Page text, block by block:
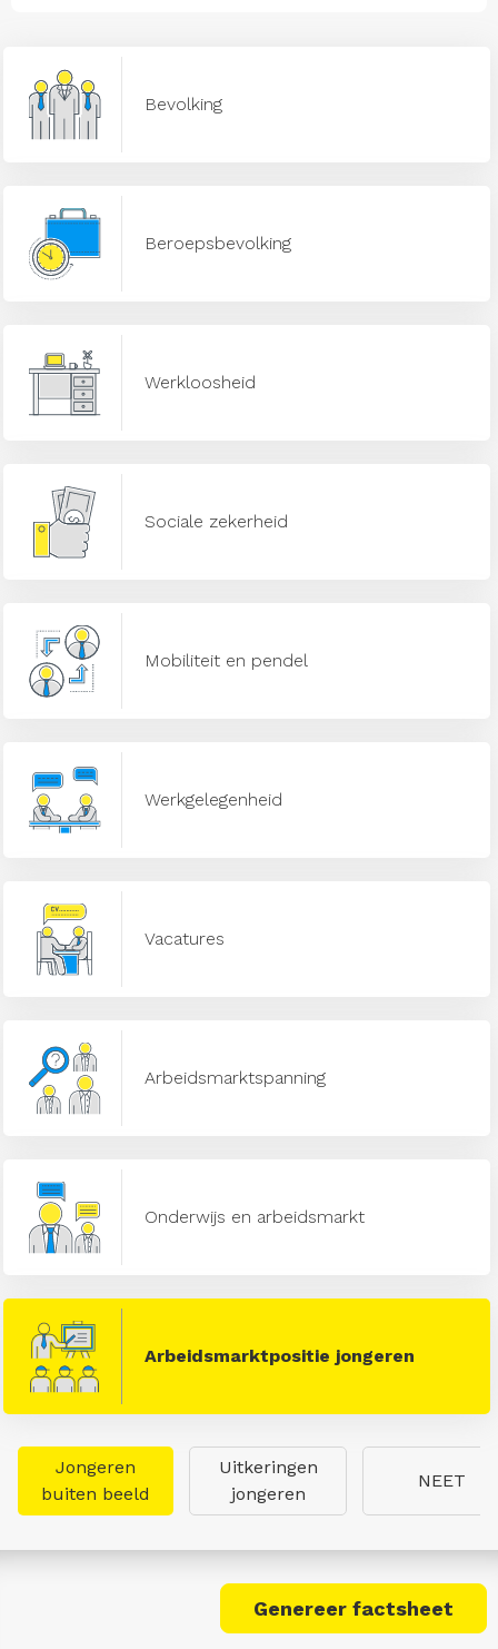
Bevolking
Beroepsbevolking
Werkloosheid
Sociale zekerheid
Mobiliteit en pendel
Werkgelegenheid
Vacatures
Arbeidsmarktspanning
Onderwijs en arbeidsmarkt
Arbeidsmarktpositie jongeren
Jongeren
buiten beeld
Uitkeringen
jongeren
NEET
Genereer factsheet